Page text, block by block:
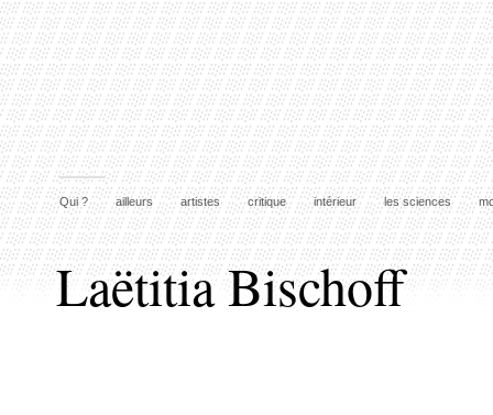
Qui ? ailleurs artistes critique intérieur les sciences
Laëtitia Bischoff